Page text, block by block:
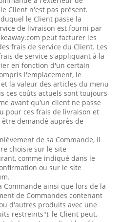
Client n'est pas présent.
le Client passe la
de livraison est fourni par
peut facturer les
frais de service du Client. Les
de service s'appliquant à la
en fonction d'un certain
l'emplacement, le
la valeur des articles du menu
ces coûts actuels sont toujours
avant qu'un client ne passe
pour ces frais de livraison et
demandé auprès de
de sa Commande, il
choisie sur le site
comme indiqué dans le
ou sur le site
Commande ainsi que lors de la
de Commandes contenant
d'autres produits avec une
restreints"), le Client peut,